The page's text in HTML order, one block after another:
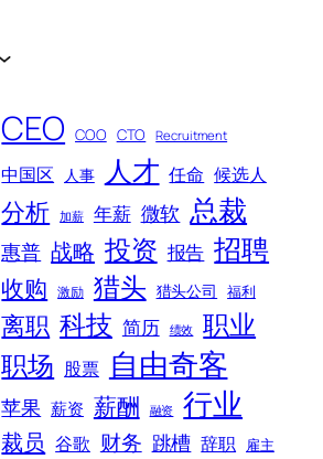
CEO COO CTO Recruitment
中国区 人事 人才 任命 候选人
分析 加薪 年薪 微软 总裁
惠普 战略 投资 报告 招聘
收购 激励 猎头 猎头公司 福利
离职 科技 简历 绩效 职业
职场 股票 自由奇客
苹果 薪资 薪酬 融资 行业
裁员 谷歌 财务 跳槽 辞职 雇主